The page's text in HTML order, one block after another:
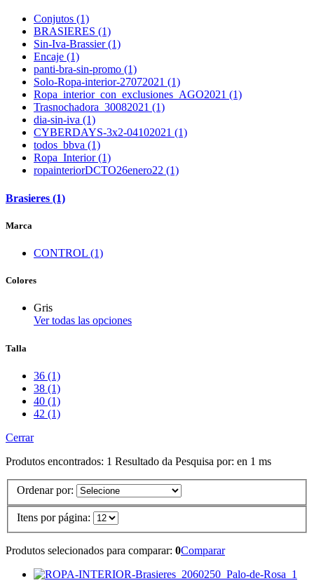
Conjutos (1)
BRASIERES (1)
Sin-Iva-Brassier (1)
Encaje (1)
panti-bra-sin-promo (1)
Solo-Ropa-interior-27072021 (1)
Ropa_interior_con_exclusiones_AGO2021 (1)
Trasnochadora_30082021 (1)
dia-sin-iva (1)
CYBERDAYS-3x2-04102021 (1)
todos_bbva (1)
Ropa_Interior (1)
ropainteriorDCTO26enero22 (1)
Brasieres (1)
Marca
CONTROL (1)
Colores
Gris
Ver todas las opciones
Talla
36 (1)
38 (1)
40 (1)
42 (1)
Cerrar
Produtos encontrados: 1 Resultado da Pesquisa por: en 1 ms
Ordenar por:
Itens por página:
Produtos selecionados para comparar: 0Comparar